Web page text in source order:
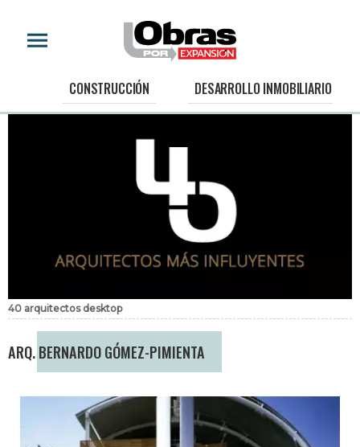
CONSTRUCCIÓN DESARROLLO INMOBILIARIO
40 arquitectos desktop
ARQ. BERNARDO GÓMEZ-PIMIENTA